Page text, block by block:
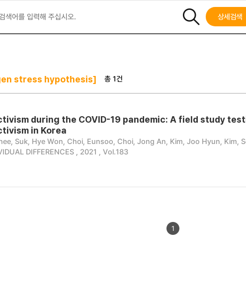
상세검색
stress hypothesis] 총 1건
during the COVID-19 pandemic: A field study
in Korea
Suk, Hye Won, Choi, Eunsoo, Choi, Jong An, Kim, Joo Hyun, Kim,
DIFFERENCES , 2021 , Vol.183
1